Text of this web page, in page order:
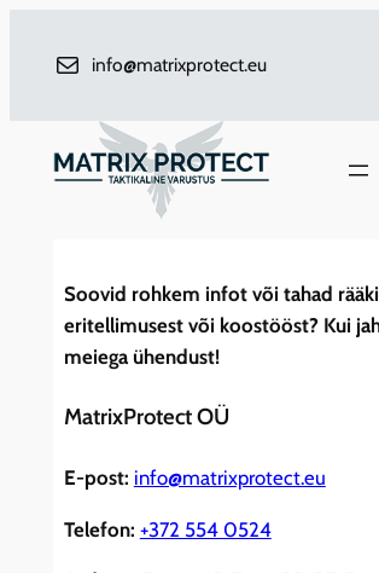
info@matrixprotect.eu
Soovid rohkem infot või tahad
eritellimusest või koostööst? Kui
meiega ühendust!
MatrixProtect OÜ
E-post: info@matrixprotect.eu
Telefon: +372 554 0524